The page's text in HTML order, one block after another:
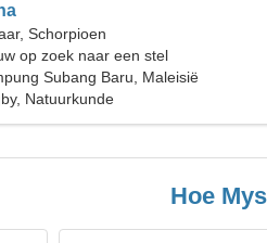
Schorpioen
op zoek naar een stel
Subang Baru, Maleisië
Natuurkunde
Hoe